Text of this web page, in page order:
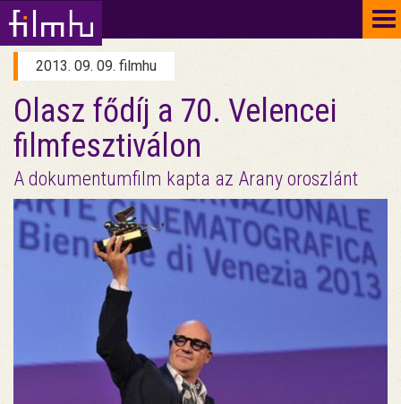
2013. 09. 09. filmhu
Olasz fődíj a 70. Velencei
filmfesztiválon
A dokumentumfilm kapta az Arany oroszlánt